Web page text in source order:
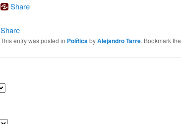
Share
Share
This entry was posted in PolíticabyAlejandro Tarre. Bookmark the